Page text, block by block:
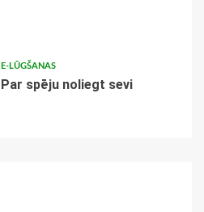
E-LŪGŠANAS
Par spēju noliegt sevi